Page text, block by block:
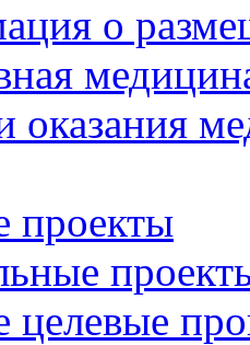
о
оказания
проекты
целевые